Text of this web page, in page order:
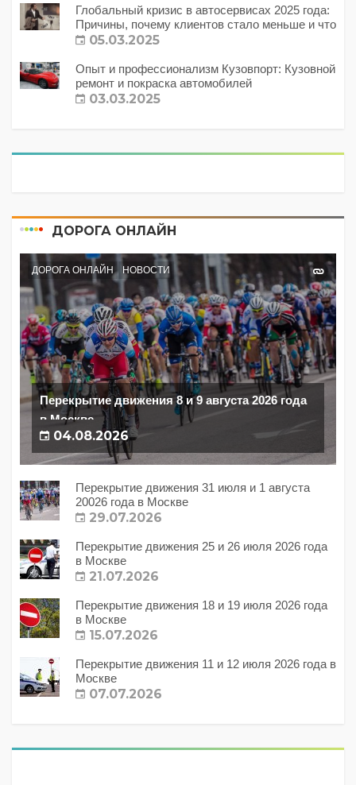
Глобальный кризис в автосервисах 2025 года:
Причины, почему клиентов стало меньше и что
с этим делать?
05.03.2025
Опыт и профессионализм Кузовпорт: Кузовной
ремонт и покраска автомобилей
03.03.2025
ДОРОГА ОНЛАЙН
ДОРОГА ОНЛАЙН НОВОСТИ
Перекрытие движения 8 и 9 августа 2026 года
в Москве
04.08.2026
Перекрытие движения 31 июля и 1 августа
20026 года в Москве
29.07.2026
Перекрытие движения 25 и 26 июля 2026 года
в Москве
21.07.2026
Перекрытие движения 18 и 19 июля 2026 года
в Москве
15.07.2026
Перекрытие движения 11 и 12 июля 2026 года в
Москве
07.07.2026